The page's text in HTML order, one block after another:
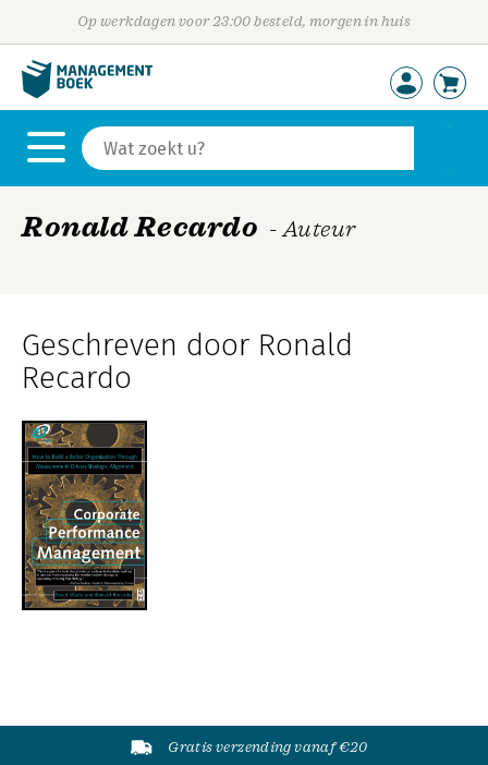
Op werkdagen voor 23:00 besteld, morgen in huis
Ronald Recardo - Auteur
Geschreven door Ronald
Recardo
Gratis verzending vanaf €20